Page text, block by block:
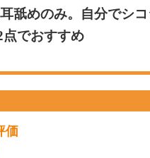
舐めのみ。自分でシ
でおすすめ
価